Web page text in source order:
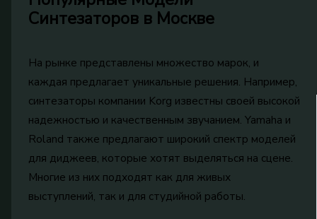
Синтезаторов в Москве
На рынке представлены множество марок, и
каждая предлагает уникальные решения. Например,
синтезаторы компании Korg известны своей высокой
надежностью и качественным звучанием. Yamaha и
Roland также предлагают широкий спектр моделей
для диджеев, которые хотят выделяться на сцене.
Многие из них подходят как для живых
выступлений, так и для студийной работы.